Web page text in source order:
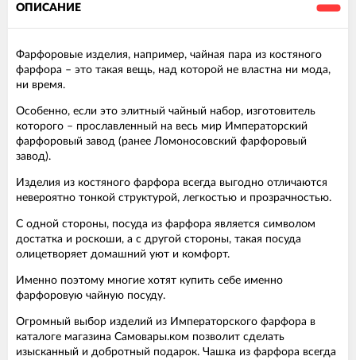
ОПИСАНИЕ
Фарфоровые изделия, например, чайная пара из костяного
фарфора – это такая вещь, над которой не властна ни мода,
ни время.
Особенно, если это элитный чайный набор, изготовитель
которого – прославленный на весь мир Императорский
фарфоровый завод (ранее Ломоносовский фарфоровый
завод).
Изделия из костяного фарфора всегда выгодно отличаются
невероятно тонкой структурой, легкостью и прозрачностью.
С одной стороны, посуда из фарфора является символом
достатка и роскоши, а с другой стороны, такая посуда
олицетворяет домашний уют и комфорт.
Именно поэтому многие хотят купить себе именно
фарфоровую чайную посуду.
Огромный выбор изделий из Императорского фарфора в
каталоге магазина Самовары.ком позволит сделать
изысканный и добротный подарок. Чашка из фарфора всегда